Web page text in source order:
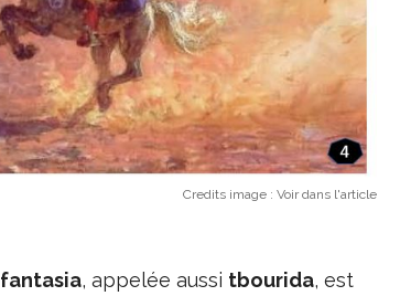
Credits image : Voir dans l'article
fantasia, appelée aussi tbourida, est